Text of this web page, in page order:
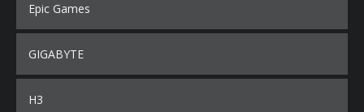
Epic Games
GIGABYTE
H3